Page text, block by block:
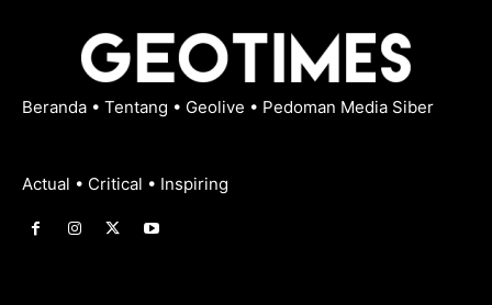
Beranda • Tentang • Geolive • Pedoman Media Siber
Actual • Critical • Inspiring